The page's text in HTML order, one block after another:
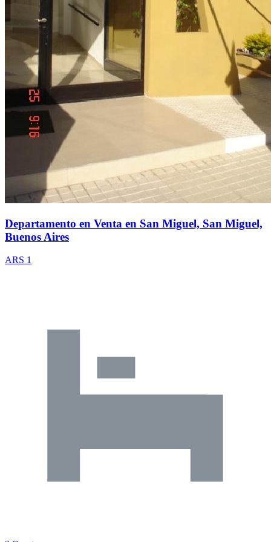
Departamento en Venta en San Miguel, San Miguel,
Buenos Aires
ARS 1